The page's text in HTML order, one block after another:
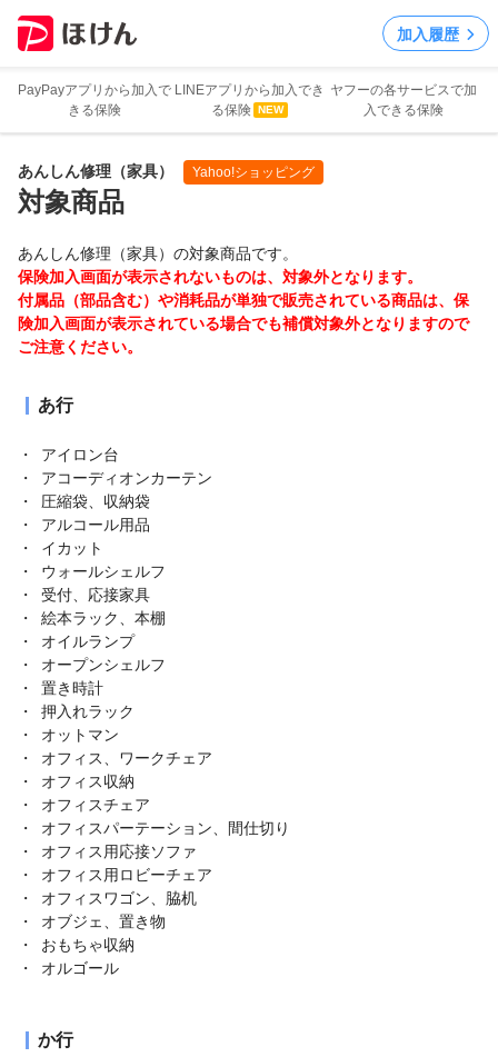
加入履歴
PayPayアプリから 加入で
きる保険
LINEアプリから 加入でき
る保険 NEW
ヤフーの各サービスで加
入できる保険
あんしん修理（家具） Yahoo!ショッピング
対象商品
あんしん修理（家具）の対象商品です。
保険加入画面が表示されないものは、対象外となります。
付属品（部品含む）や消耗品が単独で販売されている商品は、保
険加入画面が表示されている場合でも補償対象外となりますので
ご注意ください。
あ行
アイロン台
アコーディオンカーテン
圧縮袋、収納袋
アルコール用品
イカット
ウォールシェルフ
受付、応接家具
絵本ラック、本棚
オイルランプ
オープンシェルフ
置き時計
押入れラック
オットマン
オフィス、ワークチェア
オフィス収納
オフィスチェア
オフィスパーテーション、間仕切り
オフィス用応接ソファ
オフィス用ロビーチェア
オフィスワゴン、脇机
オブジェ、置き物
おもちゃ収納
オルゴール
か行